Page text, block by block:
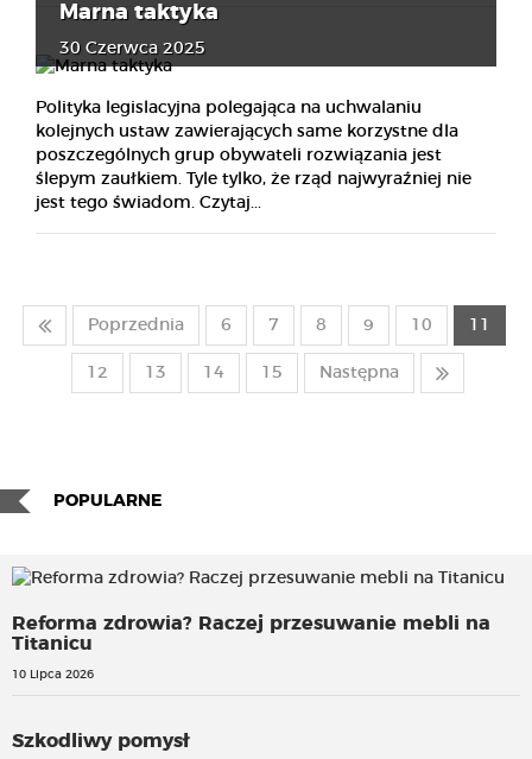
Marna taktyka
30 Czerwca 2025
Polityka legislacyjna polegająca na uchwalaniu
kolejnych ustaw zawierających same korzystne dla
poszczególnych grup obywateli rozwiązania jest
ślepym zaułkiem. Tyle tylko, że rząd najwyraźniej nie
jest tego świadom. Czytaj...
Poprzednia 6 7 8 9 10
12 13 14 15 Następna
POPULARNE
Reforma zdrowia? Raczej przesuwanie mebli na
Titanicu
10 Lipca 2026
Szkodliwy pomysł